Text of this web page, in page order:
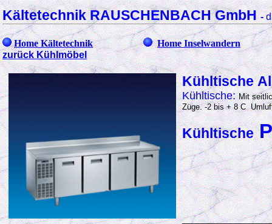
Kältetechnik RAUSCHENBACH GmbH-
Home Kältetechnik
Home Inselwandern
zurück Kühlmöbel
Kühltische
Kühltische:Mit
Züge. -2 bis + 8 C
Kühltische